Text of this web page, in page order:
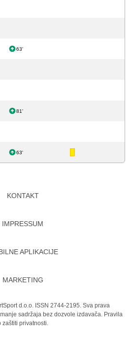
63'
81'
63'
KONTAKT
IMPRESSUM
APLIKACIJE
MARKETING
d.o.o. ISSN 2744-2195. Sva prava
sadržaja bez dozvole izdavača. Pravila
zaštiti privatnosti.